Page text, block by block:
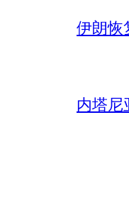
伊朗恢
内塔尼